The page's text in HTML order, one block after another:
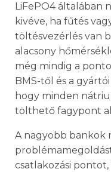
LiFePO4
kivéve, ha fűtés
töltésvezérlés van
alacsony
még mindig a
BMS-től és a
hogy minden
tölthető fagypont
A nagyobb bankok
csatlakozási